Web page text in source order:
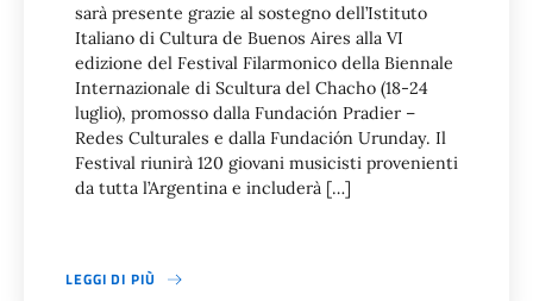
sarà presente grazie al sostegno dell’Istituto
Italiano di Cultura de Buenos Aires alla VI
edizione del Festival Filarmonico della Biennale
Internazionale di Scultura del Chacho (18-24
luglio), promosso dalla Fundación Pradier –
Redes Culturales e dalla Fundación Urunday. Il
Festival riunirà 120 giovani musicisti provenienti
da tutta l’Argentina e includerà […]
LEGGI DI PIÙ